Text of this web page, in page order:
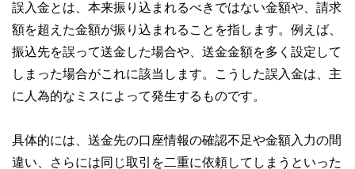
誤入金とは、本来振り込まれるべきではない金額や、請求
額を超えた金額が振り込まれることを指します。例えば、
振込先を誤って送金した場合や、送金金額を多く設定して
しまった場合がこれに該当します。こうした誤入金は、主
に人為的なミスによって発生するものです。
具体的には、送金先の口座情報の確認不足や金額入力の間
違い、さらには同じ取引を二重に依頼してしまうといった